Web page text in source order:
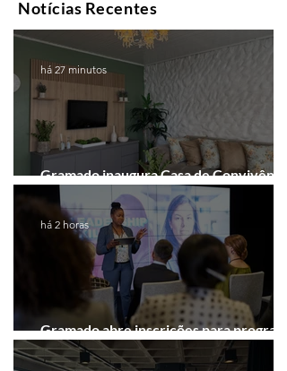
Notícias Recentes
Gramado inaugura Casa de Convivência
dedicada às mulheres
há 27 minutos
Gramado abre inscrições para programa
gratuito de inovação
há 2 horas